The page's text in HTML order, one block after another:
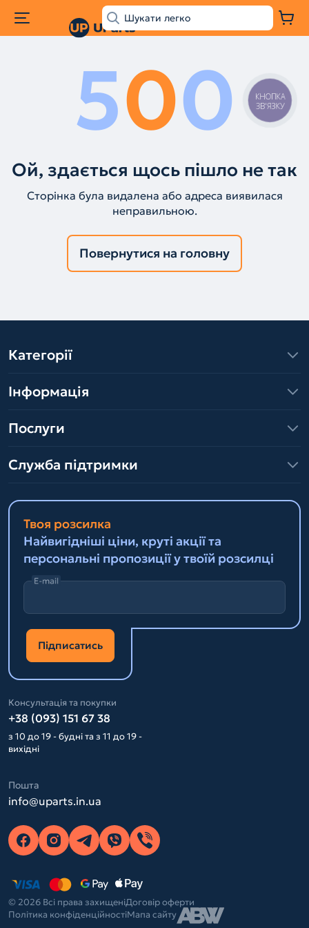
500
Ой, здається щось пішло не так
Сторінка була видалена або адреса виявилася
неправильною.
Повернутися на головну
Категорії
Інформація
Послуги
Служба підтримки
Твоя розсилка
Найвигідніші ціни, круті акції та
персональні пропозиції у твоїй розсилці
E-mail
Підписатись
Консультація та покупки
+38 (093) 151 67 38
з 10 до 19 - будні та з 11 до 19 -
вихідні
Пошта
info@uparts.in.ua
© 2026 Всі права захищеніДоговір оферти
Політика конфіденційностіМапа сайту
КНОПКА
ЗВ'ЯЗКУ